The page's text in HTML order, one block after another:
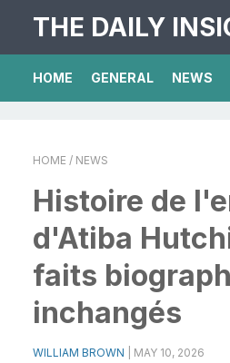
THE DAILY
HOME GENERAL NEWS
HOME / NEWS
Histoire de
d'Atiba
faits
inchangés
WILLIAM BROWN MAY 10, 2026